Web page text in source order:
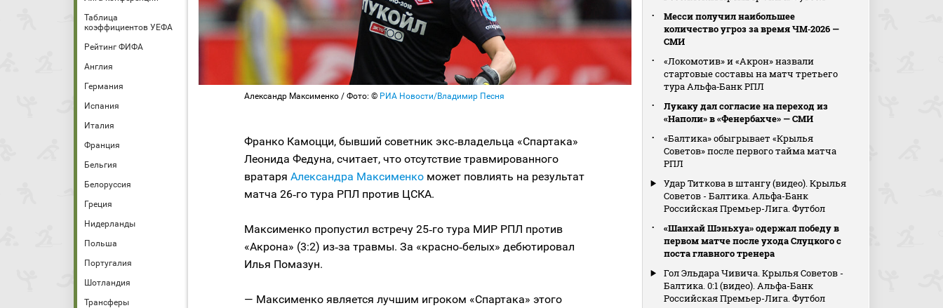
Таблица
коэффициентов УЕФА
Рейтинг ФИФА
Англия
Германия
Испания
Италия
Франция
Бельгия
Белоруссия
Греция
Нидерланды
Польша
Португалия
Шотландия
Трансферы
Александр Максименко / Фото: © РИА Новости/Владимир Песня
Франко Камоцци, бывший советник экс‑владельца «Спартака»
Леонида Федуна, считает, что отсутствие травмированного
вратаря Александра Максименко может повлиять на результат
матча 26‑го тура РПЛ против ЦСКА.
Максименко пропустил встречу 25‑го тура МИР РПЛ против
«Акрона» (3:2) из‑за травмы. За «красно‑белых» дебютировал
Илья Помазун.
— Максименко является лучшим игроком «Спартака» этого
Месси получил наибольшее
количество угроз за время ЧМ‑2026 —
СМИ
«Локомотив» и «Акрон» назвали
стартовые составы на матч третьего
тура Альфа‑Банк РПЛ
Лукаку дал согласие на переход из
«Наполи» в «Фенербахче» — СМИ
«Балтика» обыгрывает «Крылья
Советов» после первого тайма матча
РПЛ
Удар Титкова в штангу (видео). Крылья
Советов - Балтика. Альфа-Банк
Российская Премьер-Лига. Футбол
«Шанхай Шэньхуа» одержал победу в
первом матче после ухода Слуцкого с
поста главного тренера
Гол Эльдара Чивича. Крылья Советов -
Балтика. 0:1 (видео). Альфа-Банк
Российская Премьер-Лига. Футбол